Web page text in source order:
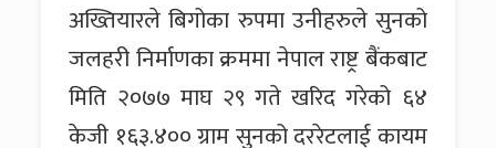
अख्तियारले बिगोका रुपमा उनीहरुले सुनको
जलहरी निर्माणका क्रममा नेपाल राष्ट्र बैंकबाट
मिति २०७७ माघ २९ गते खरिद गरेको ६४
केजी १६३.४०० ग्राम सुनको दररेटलाई कायम